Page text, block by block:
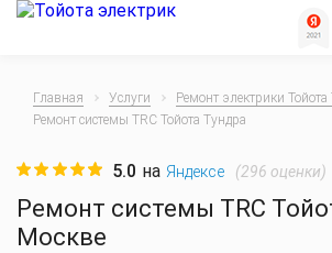
Главная Услуги
Ремонт электрики Тойота
Ремонт системы TRC Тойота Тундра
Ремонт системы TRC
Москве
5.0 на Яндексе (296 оценки)